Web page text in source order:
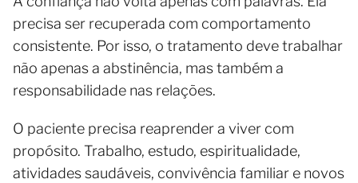
precisa ser recuperada com comportamento
consistente. Por isso, o tratamento deve trabalhar
não apenas a abstinência, mas também a
responsabilidade nas relações.
O paciente precisa reaprender a viver com
propósito. Trabalho, estudo, espiritualidade,
atividades saudáveis, convivência familiar e novos